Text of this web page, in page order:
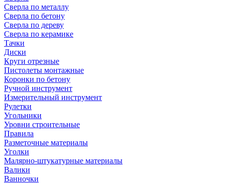
Сверла по металлу
Сверла по бетону
Сверла по дереву
Сверла по керамике
Тачки
Диски
Круги отрезные
Пистолеты монтажные
Коронки по бетону
Ручной инструмент
Измерительный инструмент
Рулетки
Угольники
Уровни строительные
Правила
Разметочные материалы
Уголки
Малярно-штукатурные материалы
Валики
Ванночки